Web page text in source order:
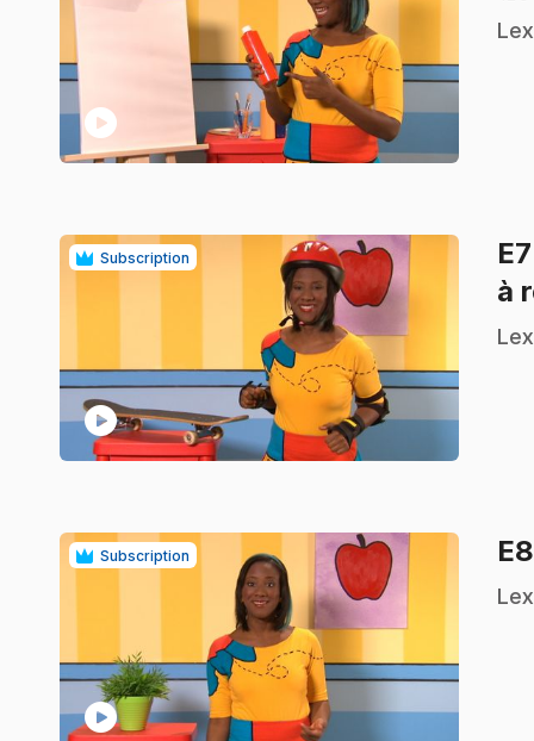
play_circle
.
Subscription
play_circle
E7
à
.
Subscription
play_circle
E8
.